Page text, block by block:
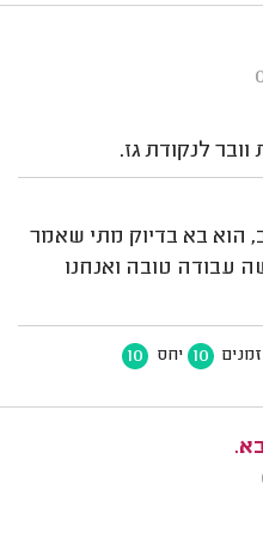
לנקודת גז.
הוא בא בדיוק מתי שאמר
עבודה טובה ואנחנו
זמנים 10 יחס 10